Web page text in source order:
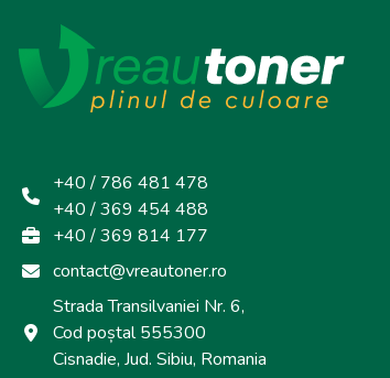
+40 / 786 481 478
+40 / 369 454 488
+40 / 369 814 177
contact@vreautoner.ro
Strada Transilvaniei Nr. 6,
Cod poștal 555300
Cisnadie, Jud. Sibiu, Romania